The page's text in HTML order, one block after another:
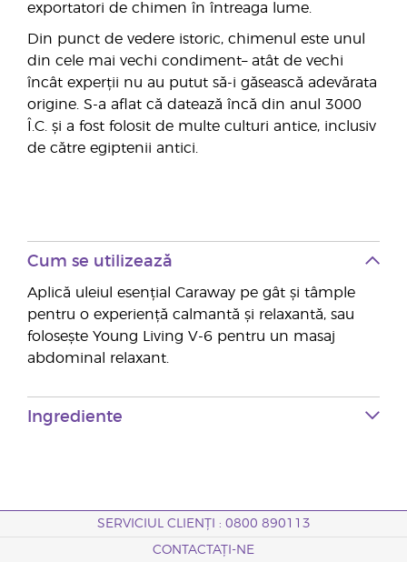
exportatori de chimen în întreaga lume.
Din punct de vedere istoric, chimenul este unul
din cele mai vechi condiment– atât de vechi
încât experții nu au putut să-i găsească adevărata
origine. S-a aflat că datează încă din anul 3000
Î.C. și a fost folosit de multe culturi antice, inclusiv
de către egiptenii antici.
Cum se utilizează
Aplică uleiul esențial Caraway pe gât și tâmple
pentru o experiență calmantă și relaxantă, sau
folosește Young Living V-6 pentru un masaj
abdominal relaxant.
Ingrediente
SERVICIUL CLIENȚI : 0800 890113
CONTACTAȚI-NE